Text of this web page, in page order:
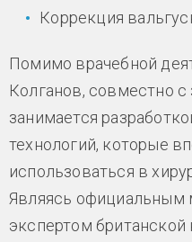
Коррекция
Помимо врачебной
Колганов, совместно
занимается
технологий, которые
использоваться в
Являясь
экспертом британской